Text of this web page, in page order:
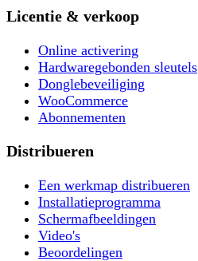
Licentie & verkoop
Online activering
Hardwaregebonden sleutels
Donglebeveiliging
WooCommerce
Abonnementen
Distribueren
Een werkmap distribueren
Installatieprogramma
Schermafbeeldingen
Video's
Beoordelingen